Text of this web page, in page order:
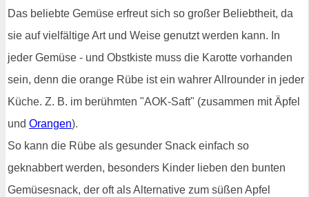
Das beliebte Gemüse erfreut sich so großer Beliebtheit, da
sie auf vielfältige Art und Weise genutzt werden kann. In
jeder Gemüse - und Obstkiste muss die Karotte vorhanden
sein, denn die orange Rübe ist ein wahrer Allrounder in jeder
Küche. Z. B. im berühmten "AOK-Saft" (zusammen mit Äpfel
und Orangen).
So kann die Rübe als gesunder Snack einfach so
geknabbert werden, besonders Kinder lieben den bunten
Gemüsesnack, der oft als Alternative zum süßen Apfel